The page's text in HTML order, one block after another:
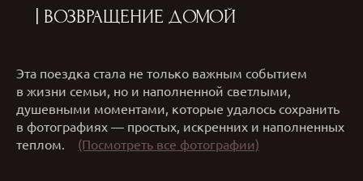
| ВОЗВРАЩЕНИЕ ДОМОЙ
Эта поездка стала не только важным событием
в жизни семьи, но и наполненной светлыми,
душевными моментами, которые удалось сохранить
в фотографиях — простых, искренних и наполненных
теплом. (Посмотреть все фотографии)